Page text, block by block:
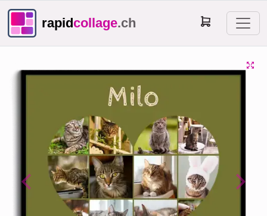
rapidcollage.ch
Previous Next